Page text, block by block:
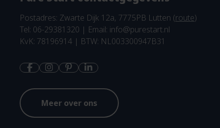
Postadres: Zwarte Dijk 12a, 7775PB Lutten (route)
Tel: 06-29381320 | Email: info@purestart.nl
KvK: 78196914 | BTW: NL003300947B31
Meer over ons